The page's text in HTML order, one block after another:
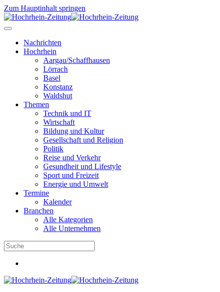
Zum Hauptinhalt springen
Nachrichten
Hochrhein
Aargau/Schaffhausen
Lörrach
Basel
Konstanz
Waldshut
Themen
Technik und IT
Wirtschaft
Bildung und Kultur
Gesellschaft und Religion
Politik
Reise und Verkehr
Gesundheit und Lifestyle
Sport und Freizeit
Energie und Umwelt
Termine
Kalender
Branchen
Alle Kategorien
Alle Unternehmen